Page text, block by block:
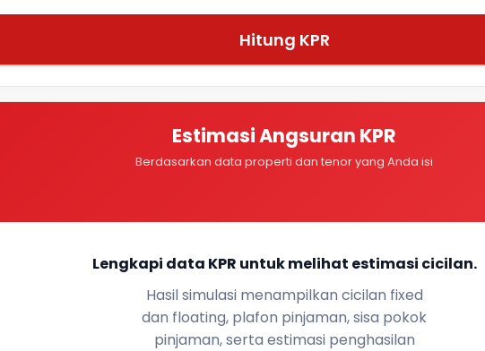
Hitung KPR
Estimasi Angsuran KPR
Berdasarkan data properti dan tenor yang Anda isi
Lengkapi data KPR untuk melihat estimasi cicilan.
Hasil simulasi menampilkan cicilan fixed
dan floating, plafon pinjaman, sisa pokok
pinjaman, serta estimasi penghasilan